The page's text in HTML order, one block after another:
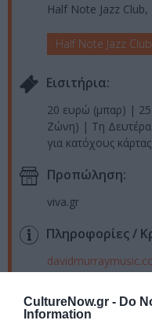
CultureNow.gr - Do
Information
Half Note Jazz
Half Note Jazz Club
Eισιτήρια:
20 ευρώ (μπαρ) |
Ζώνη) | Τη Δευτέρα
για κατόχους
Προπώληση:
viva.gr
Πληροφορίες /
9213310